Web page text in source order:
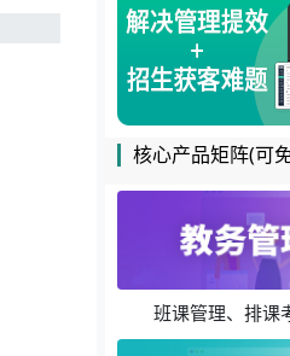
核心产品矩阵(可
班课管理、排课